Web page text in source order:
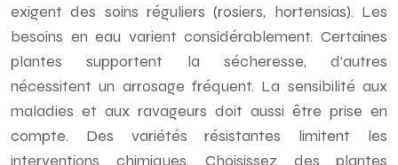
exigent des soins réguliers (rosiers, hortensias). Les
besoins en eau varient considérablement. Certaines
plantes supportent la sécheresse, d’autres
nécessitent un arrosage fréquent. La sensibilité aux
maladies et aux ravageurs doit aussi être prise en
compte. Des variétés résistantes limitent les
interventions chimiques. Choisissez des plantes